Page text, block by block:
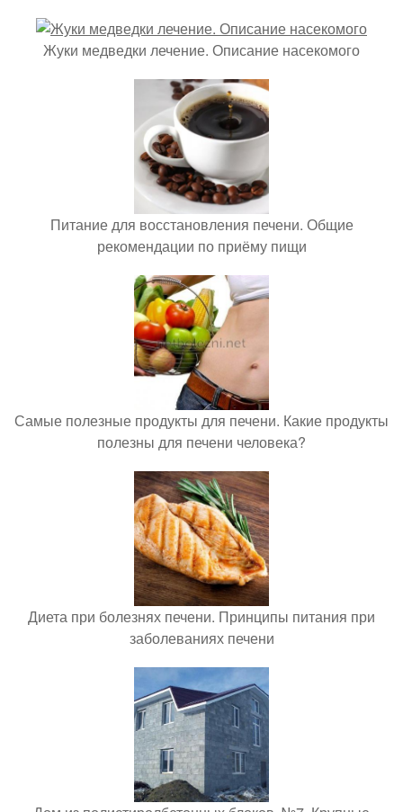
Жуки медведки лечение. Описание насекомого
Питание для восстановления печени. Общие
рекомендации по приёму пищи
Самые полезные продукты для печени. Какие продукты
полезны для печени человека?
Диета при болезнях печени. Принципы питания при
заболеваниях печени